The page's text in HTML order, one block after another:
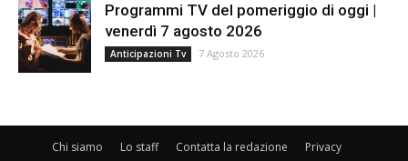
Programmi TV del pomeriggio di oggi |
venerdì 7 agosto 2026
Anticipazioni Tv 7 Agosto 2026
Chi siamo Lo staff Contatta la redazione
Privacy